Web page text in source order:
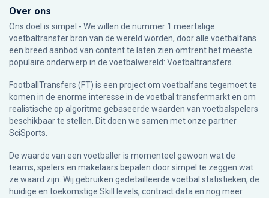
Over ons
Ons doel is simpel - We willen de nummer 1 meertalige
voetbaltransfer bron van de wereld worden, door alle voetbalfans
een breed aanbod van content te laten zien omtrent het meeste
populaire onderwerp in de voetbalwereld: Voetbaltransfers.
FootballTransfers (FT) is een project om voetbalfans tegemoet te
komen in de enorme interesse in de voetbal transfermarkt en om
realistische op algoritme gebaseerde waarden van voetbalspelers
beschikbaar te stellen. Dit doen we samen met onze partner
SciSports
De waarde van een voetballer is momenteel gewoon wat de
teams, spelers en makelaars bepalen door simpel te zeggen wat
ze waard zijn. Wij gebruiken gedetailleerde voetbal statistieken, de
huidige en toekomstige Skill levels, contract data en nog meer